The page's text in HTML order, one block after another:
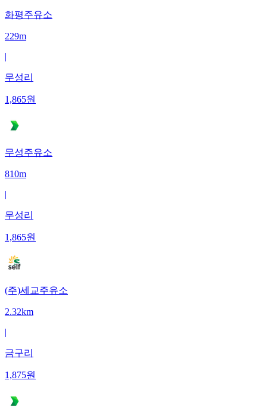
화평주유소
229m
|
무성리
1,865원
무성주유소
810m
|
무성리
1,865원
(주)세교주유소
2.32km
|
금구리
1,875원